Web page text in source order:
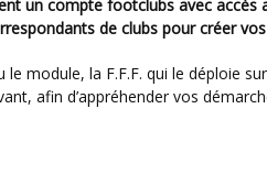
un compte footclubs avec accès
de clubs pour créer vos
afin d’appréhender vos